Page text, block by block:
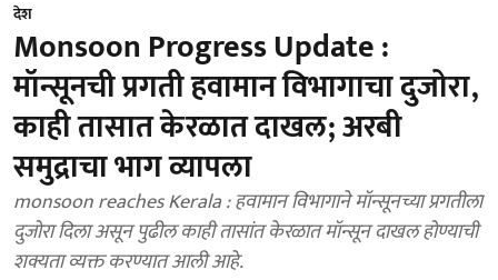
देश
Monsoon Progress Update :
मॉन्सूनची प्रगती हवामान विभागाचा दुजोरा,
काही तासात केरळात दाखल; अरबी
समुद्राचा भाग व्यापला
monsoon reaches Kerala : हवामान विभागाने मॉन्सूनच्या प्रगतीला
दुजोरा दिला असून पुढील काही तासांत केरळात मॉन्सून दाखल होण्याची
शक्यता व्यक्त करण्यात आली आहे.